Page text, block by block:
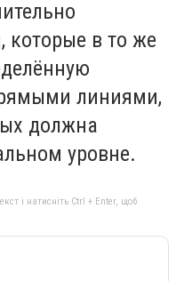
которые в то же
линиями,
должна
уровне.
і натисніть Ctrl + Enter, щоб